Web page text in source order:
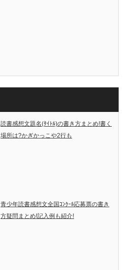
読書感想文題名(ﾀｲﾄﾙ)の書き方まとめ!書く
場所は?かぎかっこや2行も
青少年読書感想文全国ｺﾝｸｰﾙ応募票の書き
方疑問まとめ!記入例も紹介!